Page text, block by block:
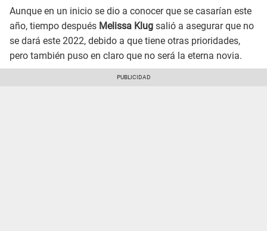
Aunque en un inicio se dio a conocer que se casarían este
año, tiempo después Melissa Klug salió a asegurar que no
se dará este 2022, debido a que tiene otras prioridades,
pero también puso en claro que no será la eterna novia.